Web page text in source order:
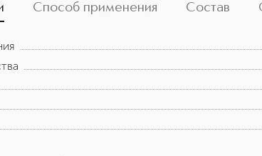
Способ применения Состав